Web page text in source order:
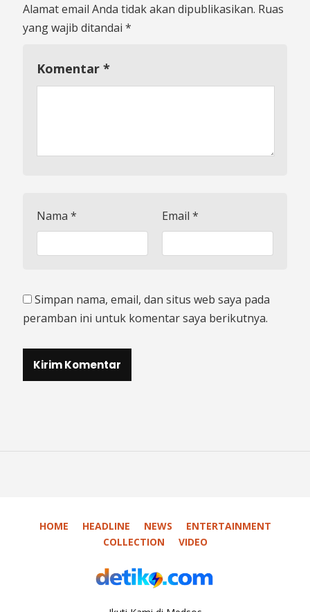
Alamat email Anda tidak akan dipublikasikan. Ruas
yang wajib ditandai *
Komentar *
Nama * Email *
Simpan nama, email, dan situs web saya pada
peramban ini untuk komentar saya berikutnya.
HOME HEADLINE NEWS
ENTERTAINMENT
COLLECTION
VIDEO